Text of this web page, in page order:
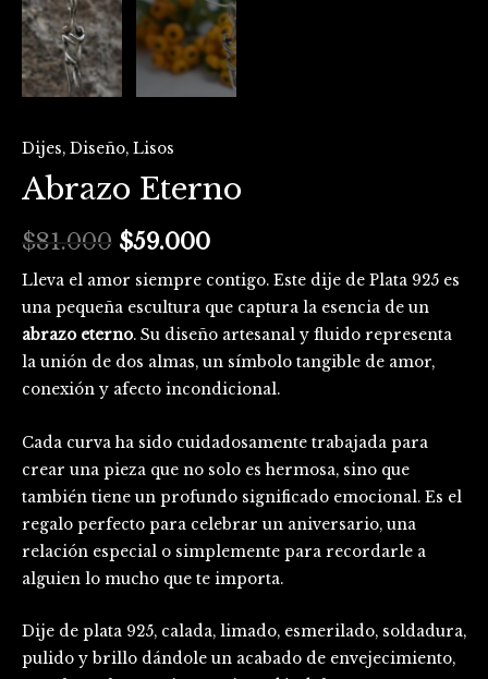
Dijes, Diseño, Lisos
Abrazo Eterno
$81.000 $59.000
Lleva el amor siempre contigo. Este dije de Plata 925 es
una pequeña escultura que captura la esencia de un
abrazo eterno. Su diseño artesanal y fluido representa
la unión de dos almas, un símbolo tangible de amor,
conexión y afecto incondicional.
Cada curva ha sido cuidadosamente trabajada para
crear una pieza que no solo es hermosa, sino que
también tiene un profundo significado emocional. Es el
regalo perfecto para celebrar un aniversario, una
relación especial o simplemente para recordarle a
alguien lo mucho que te importa.
Dije de plata 925, calada, limado, esmerilado, soldadura,
pulido y brillo dándole un acabado de envejecimiento,